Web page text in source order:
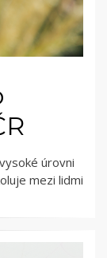
úrovni
mezi lidmi